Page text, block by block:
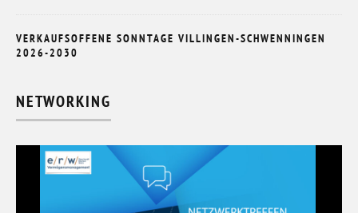
VERKAUFSOFFENE SONNTAGE VILLINGEN-SCHWENNINGEN
2026-2030
NETWORKING